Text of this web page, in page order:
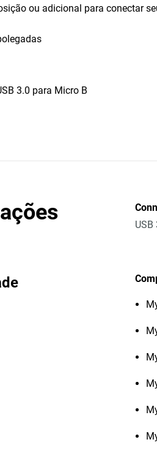
ou adicional para conectar
3.0 para Micro B
USB